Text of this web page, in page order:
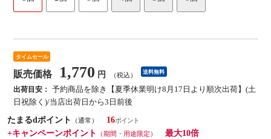
タイムセール
販売価格 1,770 円 （税込） 送料無料
出荷目安： 予約商品を除き【夏季休業明け8月17日より順次出荷】(土
日祝除く)/当店出荷日から3日前後
たまるdポイント
（通常）
16
+キャンペーンポイント
（期間・用途限定）
最大10倍